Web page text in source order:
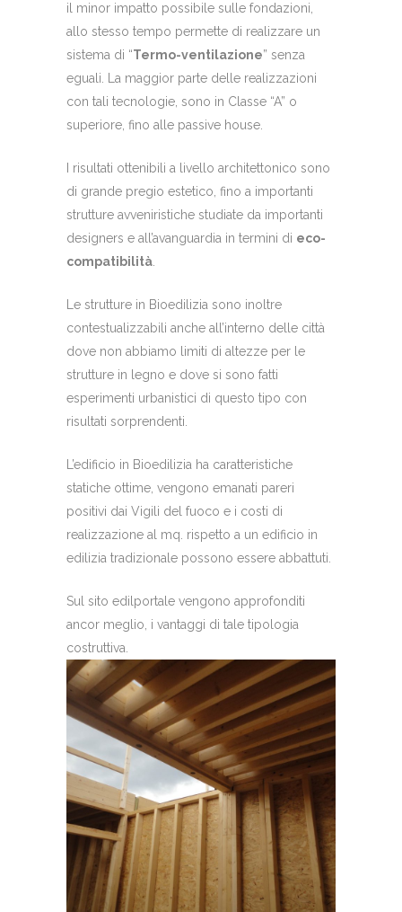
il minor impatto possibile sulle fondazioni,
allo stesso tempo permette di realizzare un
sistema di “Termo-ventilazione” senza
eguali. La maggior parte delle realizzazioni
con tali tecnologie, sono in Classe “A” o
superiore, fino alle passive house.
I risultati ottenibili a livello architettonico sono
di grande pregio estetico, fino a importanti
strutture avveniristiche studiate da importanti
designers e all’avanguardia in termini di eco-
compatibilità
Le strutture in Bioedilizia sono inoltre
contestualizzabili anche all’interno delle città
dove non abbiamo limiti di altezze per le
strutture in legno e dove si sono fatti
esperimenti urbanistici di questo tipo con
risultati sorprendenti.
L’edificio in Bioedilizia ha caratteristiche
statiche ottime, vengono emanati pareri
positivi dai Vigili del fuoco e i costi di
realizzazione al mq. rispetto a un edificio in
edilizia tradizionale possono essere abbattuti.
Sul sito edilportale vengono approfonditi
ancor meglio, i vantaggi di tale tipologia
costruttiva.